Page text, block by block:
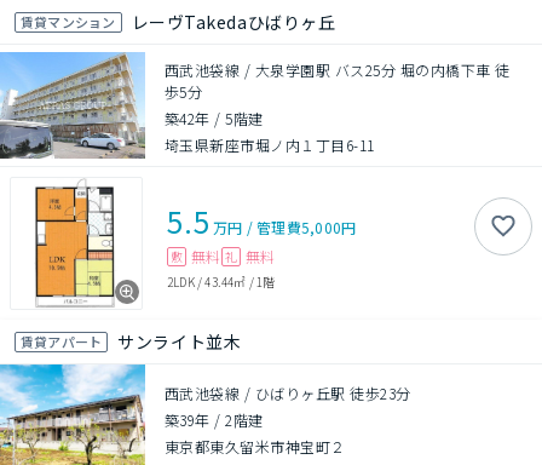
賃貸マンション レーヴTakedaひばりヶ丘
西武池袋線 / 大泉学園駅 バス25分 堀の内橋下車 徒
歩5分
築42年 /5階建
埼玉県新座市堀ノ内１丁目6-11
5.5 万円 /管理費5,000円
敷 無料 礼 無料
2LDK/43.44㎡ / 1階
賃貸アパート サンライト並木
西武池袋線 / ひばりヶ丘駅 徒歩23分
築39年 /2階建
東京都東久留米市神宝町２